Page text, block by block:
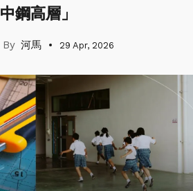
中鋼高層」
河馬 29 Apr, 2026